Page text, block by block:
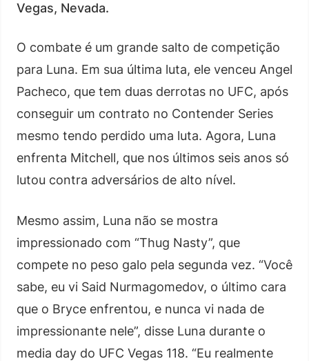
Vegas, Nevada.
O combate é um grande salto de competição
para Luna. Em sua última luta, ele venceu Angel
Pacheco, que tem duas derrotas no UFC, após
conseguir um contrato no Contender Series
mesmo tendo perdido uma luta. Agora, Luna
enfrenta Mitchell, que nos últimos seis anos só
lutou contra adversários de alto nível.
Mesmo assim, Luna não se mostra
impressionado com “Thug Nasty”, que
compete no peso galo pela segunda vez. “Você
sabe, eu vi Said Nurmagomedov, o último cara
que o Bryce enfrentou, e nunca vi nada de
impressionante nele”, disse Luna durante o
media day do UFC Vegas 118. “Eu realmente